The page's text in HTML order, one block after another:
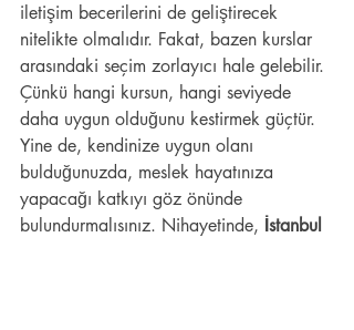
iletişim becerilerini de geliştirecek
nitelikte olmalıdır. Fakat, bazen kurslar
arasındaki seçim zorlayıcı hale gelebilir.
Çünkü hangi kursun, hangi seviyede
daha uygun olduğunu kestirmek güçtür.
Yine de, kendinize uygun olanı
bulduğunuzda, meslek hayatınıza
yapacağı katkıyı göz önünde
bulundurmalısınız. Nihayetinde, İstanbul